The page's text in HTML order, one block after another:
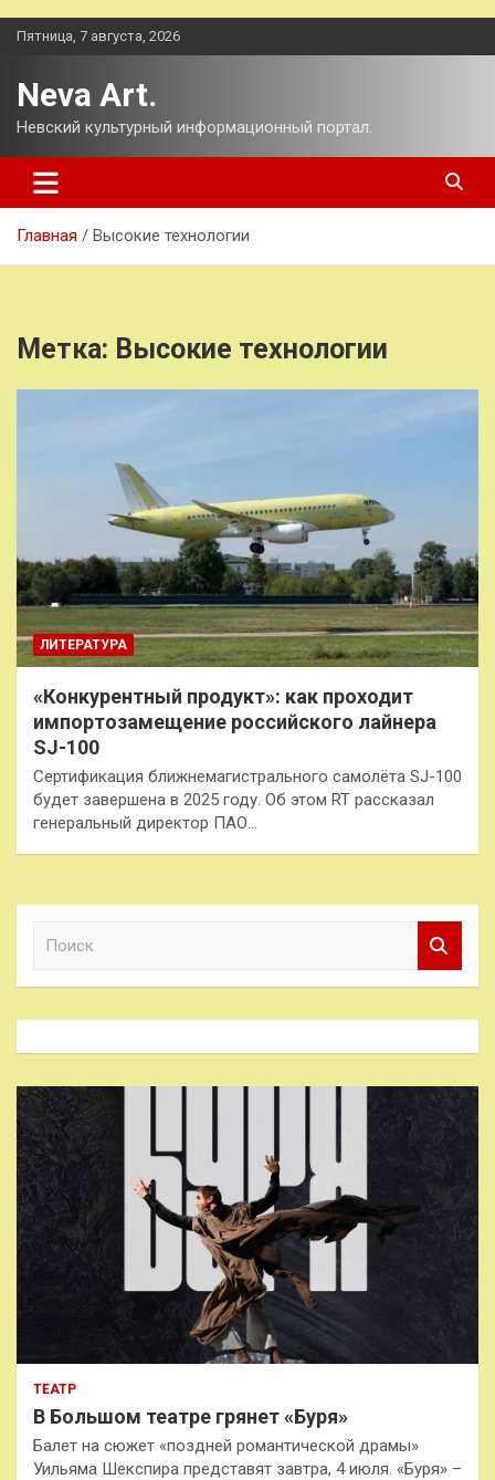
Перейти
Пятница, 7 августа, 2026
Neva Art.
Невский культурный информационный портал.
Главная Высокие технологии
Метка: Высокие технологии
ЛИТЕРАТУРА
«Конкурентный продукт»: как проходит
импортозамещение российского лайнера
SJ-100
Сертификация ближнемагистрального самолёта SJ-100
будет завершена в 2025 году. Об этом RT рассказал
генеральный директор ПАО…
к
ТЕАТР
В Большом театре грянет «Буря»
Балет на сюжет «поздней романтической драмы»
Уильяма Шекспира представят завтра, 4 июля. «Буря» –